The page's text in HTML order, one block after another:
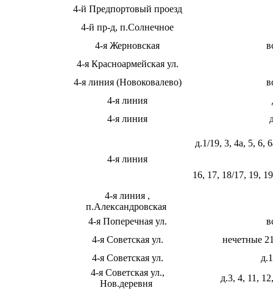
4-й Предпортовый проезд
4-й пр-д, п.Солнечное
4-я Жерновская
4-я Красноармейская ул.
4-я линия (Новоковалево)
4-я линия
4-я линия
4-я линия
д.1/19, 3, 4а, 5, 6,
16, 17, 18/17, 19,
4-я линия ,
п.Александровская
4-я Поперечная ул.
4-я Советская ул.
нечетные
4-я Советская ул.
4-я Советская ул.,
Нов.деревня
д.3, 4, 11,